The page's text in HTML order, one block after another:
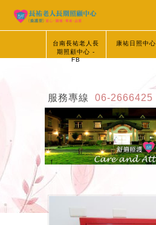
台南長祐老人長
期照顧中心 -
FB
康祐日照中心
服務專線 06-2666425